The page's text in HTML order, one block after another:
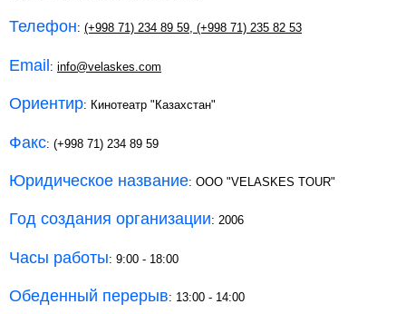
Телефон: (+998 71) 234 89 59, (+998 71) 235 82 53
Email: info@velaskes.com
Ориентир: Кинотеатр "Казахстан"
Факс: (+998 71) 234 89 59
Юридическое название: ООО "VELASKES TOUR"
Год создания организации: 2006
Часы работы: 9:00 - 18:00
Обеденный перерыв: 13:00 - 14:00